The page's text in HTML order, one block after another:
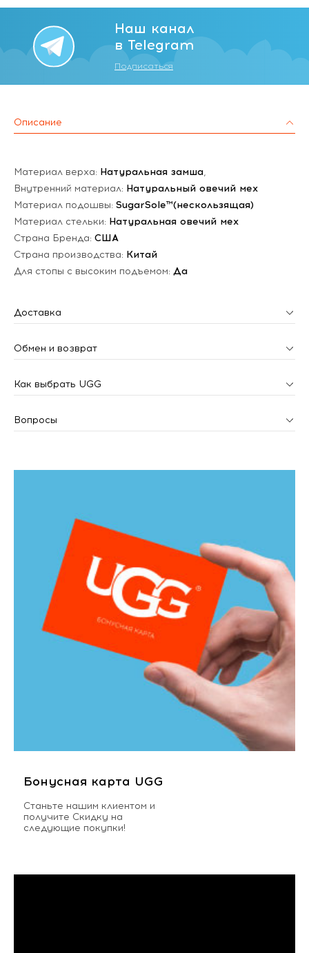
Наш канал
в Telegram
Подписаться
Описание
Материал верха: Натуральная замша,
Внутренний материал: Натуральный овечий мех
Материал подошвы: SugarSole™(нескользящая)
Материал стельки: Натуральная овечий мех
Страна Бренда: США
Страна производства: Китай
Для стопы с высоким подъемом: Да
Доставка
Обмен и возврат
Как выбрать UGG
Вопросы
Бонусная карта UGG
Станьте нашим клиентом и
получите Скидку на
следующие покупки!